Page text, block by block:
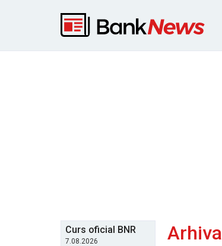
Curs oficial BNR
7.08.2026 Arhiva